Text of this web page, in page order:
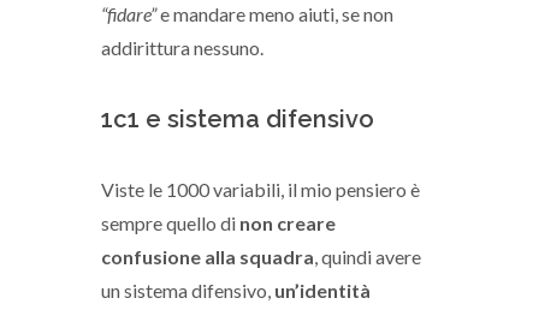
“fidare”e mandare meno aiuti, se non
addirittura nessuno.
1c1 e sistema difensivo
Viste le 1000 variabili, il mio pensiero è
sempre quello di non creare
confusione alla squadra , quindi avere
un sistema difensivo, un’identità